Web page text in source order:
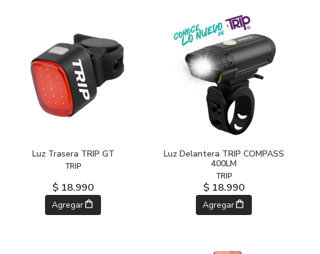
Luz Trasera TRIP GT
TRIP
$ 18.990
Agregar
Luz Delantera TRIP COMPASS
400LM
TRIP
$ 18.990
Agregar